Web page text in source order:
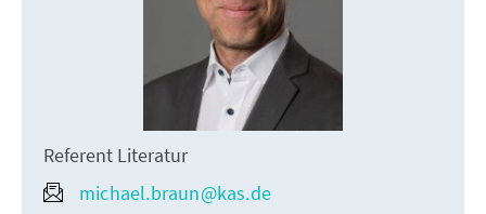
Referent Literatur
michael.braun@kas.de